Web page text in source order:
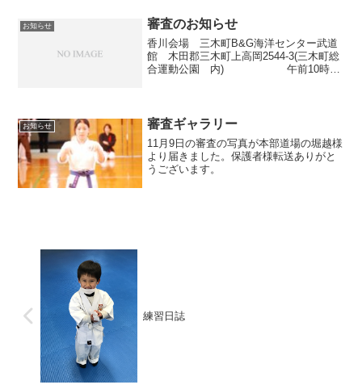
お知らせ 審査のお知らせ
香川会場 三木町B&G海洋センター武道
館 木田郡三木町上高岡2544-3(三木町総
合運動公園 内) 午前10時よ
お知らせ 審査ギャラリー
11月9日の審査の写真が本部道場の堀越様
より届きました。保護者様転送ありがと
うございます。
練習日誌